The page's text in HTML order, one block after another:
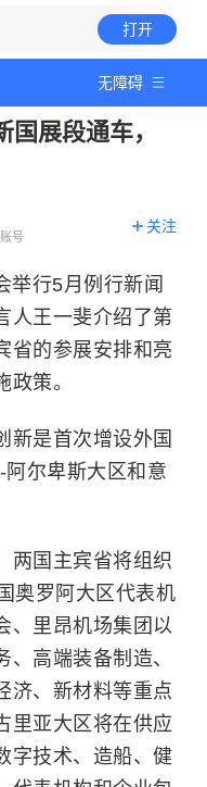
打开
无障碍
展段通车，
号
关注
举行5月例行新闻
人王一斐介绍了第
省的参展安排和亮
策。
新是首次增设外国
尔卑斯大区和意
两国主宾省将组织
奥罗阿大区代表机
、里昂机场集团以
高端装备制造、
济、新材料等重点
里亚大区将在供应
字技术、造船、健